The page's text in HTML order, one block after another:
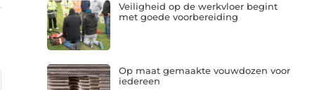
Veiligheid op de werkvloer begint
met goede voorbereiding
Op maat gemaakte vouwdozen voor
iedereen